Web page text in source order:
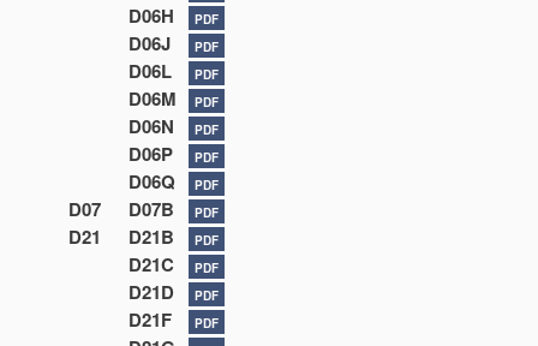
D06H PDF
D06J PDF
D06L PDF
D06M PDF
D06N PDF
D06P PDF
D06Q PDF
D07 D07B PDF
D21 D21B PDF
D21C PDF
D21D PDF
D21F PDF